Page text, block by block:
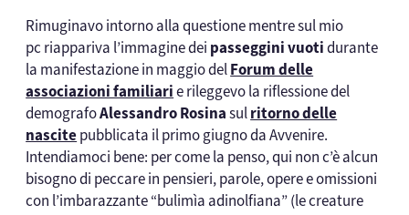
Rimuginavo intorno alla questione mentre sul mio
pc riappariva l’immagine dei passeggini vuotidurante
la manifestazione in maggio delForum delle
associazioni familiarie rileggevo la riflessione del
demografoAlessandro Rosinasulritorno delle
nascitepubblicata il primo giugno da Avvenire.
Intendiamoci bene: per come la penso, qui non c’è alcun
bisogno di peccare in pensieri, parole, opere e omissioni
con l’imbarazzante “bulimìa adinolfiana” (le creature